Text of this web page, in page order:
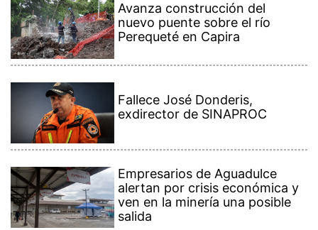
Avanza construcción del
nuevo puente sobre el río
Perequeté en Capira
Fallece José Donderis,
exdirector de SINAPROC
Empresarios de Aguadulce
alertan por crisis económica y
ven en la minería una posible
salida